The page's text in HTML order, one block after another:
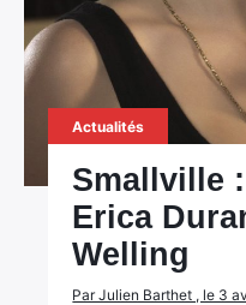
Actualités
Smallville
Erica
Welling
Par Julien Barthet , le 3